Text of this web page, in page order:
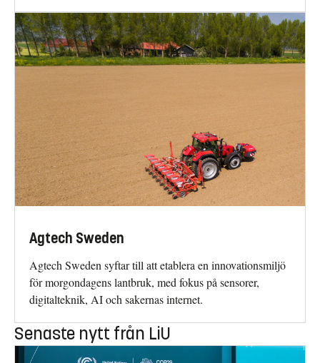
Agtech Sweden
Agtech Sweden syftar till att etablera en innovationsmiljö
för morgondagens lantbruk, med fokus på sensorer,
digitalteknik, AI och sakernas internet.
Senaste nytt från LiU